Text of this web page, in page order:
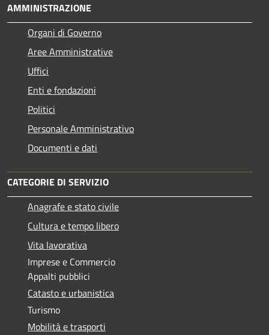
AMMINISTRAZIONE
Organi di Governo
Aree Amministrative
Uffici
Enti e fondazioni
Politici
Personale Amministrativo
Documenti e dati
CATEGORIE DI SERVIZIO
Anagrafe e stato civile
Cultura e tempo libero
Vita lavorativa
Imprese e Commercio
Appalti pubblici
Catasto e urbanistica
Turismo
Mobilità e trasporti